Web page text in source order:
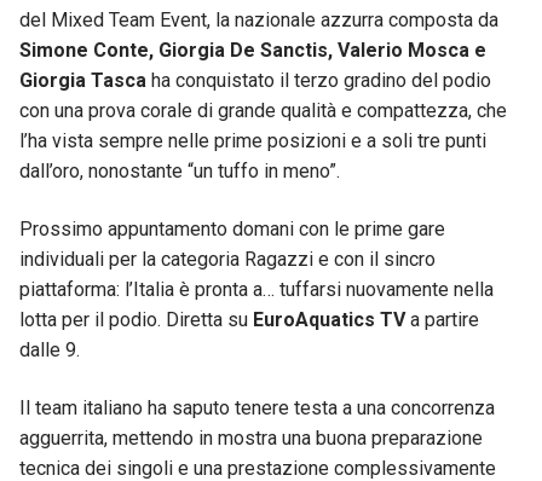
del Mixed Team Event, la nazionale azzurra composta da
Simone Conte, Giorgia De Sanctis, Valerio Mosca e
Giorgia Tasca ha conquistato il terzo gradino del podio
con una prova corale di grande qualità e compattezza, che
l’ha vista sempre nelle prime posizioni e a soli tre punti
dall’oro, nonostante “un tuffo in meno”.
Prossimo appuntamento domani con le prime gare
individuali per la categoria Ragazzi e con il sincro
piattaforma: l’Italia è pronta a… tuffarsi nuovamente nella
lotta per il podio. Diretta su EuroAquatics TVa partire
dalle 9.
Il team italiano ha saputo tenere testa a una concorrenza
agguerrita, mettendo in mostra una buona preparazione
tecnica dei singoli e una prestazione complessivamente